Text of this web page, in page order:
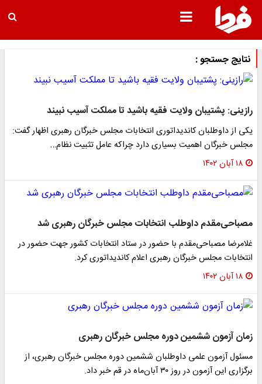
نتایج جستجو :
رازینی: پشتیبان ولایت فقیه باشید تا مملکت آسیب نبیند
یکی از داوطلبان کاندیداتوری انتخابات مجلس خبرگان رهبری اظهار گفت:
مجلس خبرگان اهمیت بسیاری دارد چراکه عامل تثبیت نظام…
۱۸ آبان ۱۴۰۲
مصباحی‌مقدم داوطلب انتخابات مجلس خبرگان رهبری شد
غلامرضا مصباحی‌مقدم با حضور در ستاد انتخابات کشور جهت حضور در
انتخابات مجلس خبرگان رهبری اعلام کاندیداتوری کرد.
۱۸ آبان ۱۴۰۲
زمان آزمون ششمین دوره مجلس خبرگان رهبری
مسئول آزمون علمی داوطلبان ششمین دوره مجلس خبرگان رهبری، از
برگزاری این آزمون در روز ۳۰ آبان‌ماه در قم خبر داد.